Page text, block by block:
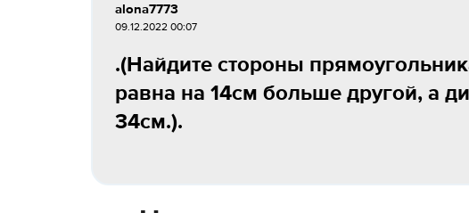
alona7773
09.12.2022 00:07
.(Найдите стороны
равна на 14см больше другой, а
34см.).